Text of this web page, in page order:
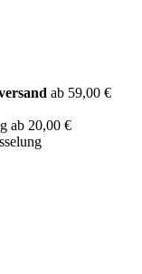
ab 59,00 €
ab 20,00 €